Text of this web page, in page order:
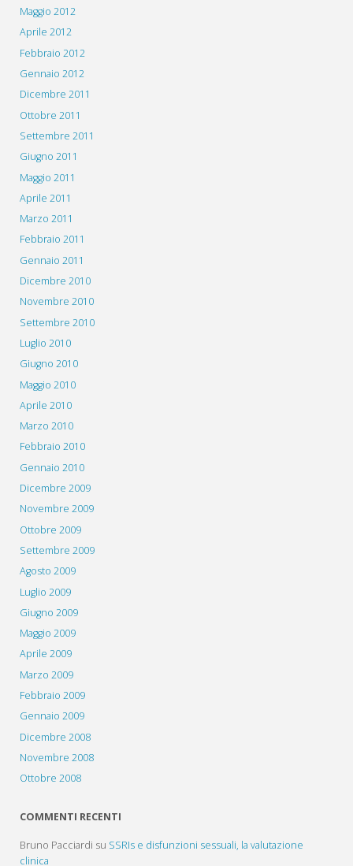
Maggio 2012
Aprile 2012
Febbraio 2012
Gennaio 2012
Dicembre 2011
Ottobre 2011
Settembre 2011
Giugno 2011
Maggio 2011
Aprile 2011
Marzo 2011
Febbraio 2011
Gennaio 2011
Dicembre 2010
Novembre 2010
Settembre 2010
Luglio 2010
Giugno 2010
Maggio 2010
Aprile 2010
Marzo 2010
Febbraio 2010
Gennaio 2010
Dicembre 2009
Novembre 2009
Ottobre 2009
Settembre 2009
Agosto 2009
Luglio 2009
Giugno 2009
Maggio 2009
Aprile 2009
Marzo 2009
Febbraio 2009
Gennaio 2009
Dicembre 2008
Novembre 2008
Ottobre 2008
COMMENTI RECENTI
Bruno Pacciardi su SSRIs e disfunzioni sessuali, la valutazione
clinica